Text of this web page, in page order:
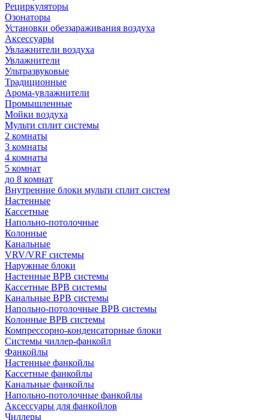
Рециркуляторы
Озонаторы
Установки обеззараживания воздуха
Аксессуары
Увлажнители воздуха
Увлажнители
Ультразвуковые
Традиционные
Арома-увлажнители
Промышленные
Мойки воздуха
Мульти сплит системы
2 комнаты
3 комнаты
4 комнаты
5 комнат
до 8 комнат
Внутренние блоки мульти сплит систем
Настенные
Кассетные
Напольно-потолочные
Колонные
Канальные
VRV/VRF системы
Наружные блоки
Настенные ВРВ системы
Кассетные ВРВ системы
Канальные ВРВ системы
Напольно-потолочные ВРВ системы
Колонные ВРВ системы
Компрессорно-конденсаторные блоки
Системы чиллер-фанкойл
Фанкойлы
Настенные фанкойлы
Кассетные фанкойлы
Канальные фанкойлы
Напольно-потолочные фанкойлы
Аксессуары для фанкойлов
Чиллеры